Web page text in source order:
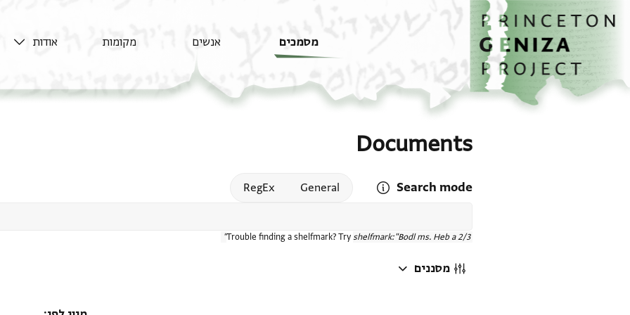
דילוג לתוכן
דף הבית
מסמכים אנשים מקומות אודות
Documents
Search mode
Open search mode help
General
RegEx
Trouble finding a shelfmark? Try shelfmark:"Bodl ms. Heb a 2/3"
מסננים